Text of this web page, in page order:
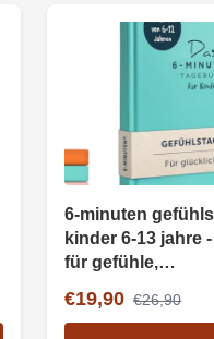
6-minuten
kinder 6-13 jahre
für gefühle,
achtsamkeit
€19,90 €26,90